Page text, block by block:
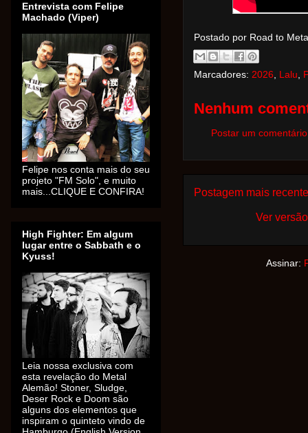
Postado por Road to
Marcadores: 2026 Lalu
Nenhum
Postar um comentário
Postagem mais recente
Ver
Assinar:
Entrevista com Felipe
Machado (Viper)
Felipe nos conta mais do seu
projeto "FM Solo", e muito
mais...CLIQUE E CONFIRA!
High Fighter: Em algum
lugar entre o Sabbath e o
Kyuss!
Leia nossa exclusiva com
esta revelação do Metal
Alemão! Stoner, Sludge,
Deser Rock e Doom são
alguns dos elementos que
inspiram o quinteto vindo de